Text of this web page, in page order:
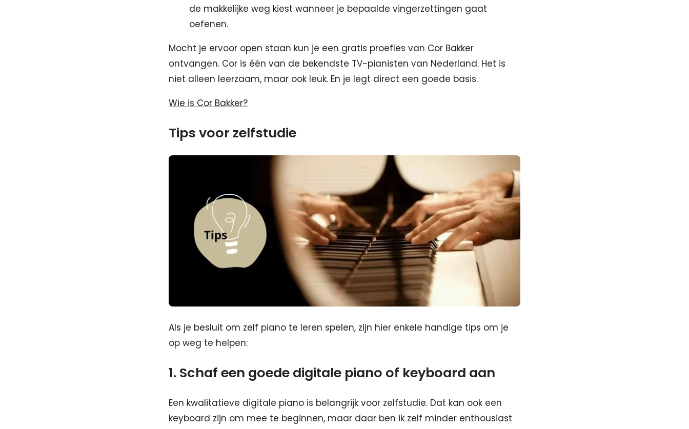
de makkelijke weg kiest wanneer je bepaalde vingerzettingen gaat
oefenen.
Mocht je ervoor open staan kun je een gratis proefles van Cor Bakker
ontvangen. Cor is één van de bekendste TV-pianisten van Nederland. Het is
niet alleen leerzaam, maar ook leuk. En je legt direct een goede basis.
Wie is Cor Bakker?
Tips voor zelfstudie
Als je besluit om zelf piano te leren spelen, zijn hier enkele handige tips om je
op weg te helpen:
1. Schaf een goede digitale piano of keyboard aan
Een kwalitatieve digitale piano is belangrijk voor zelfstudie. Dat kan ook een
keyboard zijn om mee te beginnen, maar daar ben ik zelf minder enthousiast